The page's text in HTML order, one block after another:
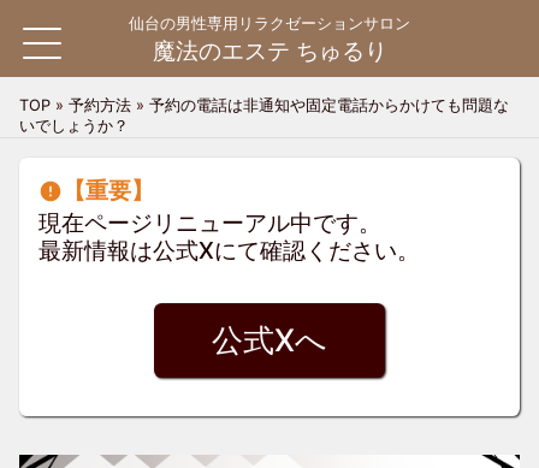
仙台の男性専用リラクゼーションサロン
魔法のエステ ちゅるり
料金システム
料金システム
ご利用案内
ご利用の流れ
よくある質問
お問い合わせ
TOP » 予約方法 » 予約の電話は非通知や固定電話からかけても問題な
いでしょうか？
【重要】
現在ページリニューアル中です。
最新情報は公式Xにて確認ください。
公式Xへ